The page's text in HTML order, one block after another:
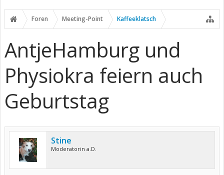
Foren Meeting-Point Kaffeeklatsch
AntjeHamburg und
Physiokra feiern auch
Geburtstag
Stine
Moderatorin a.D.